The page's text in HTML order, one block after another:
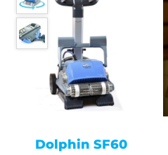
Dolphin SF60